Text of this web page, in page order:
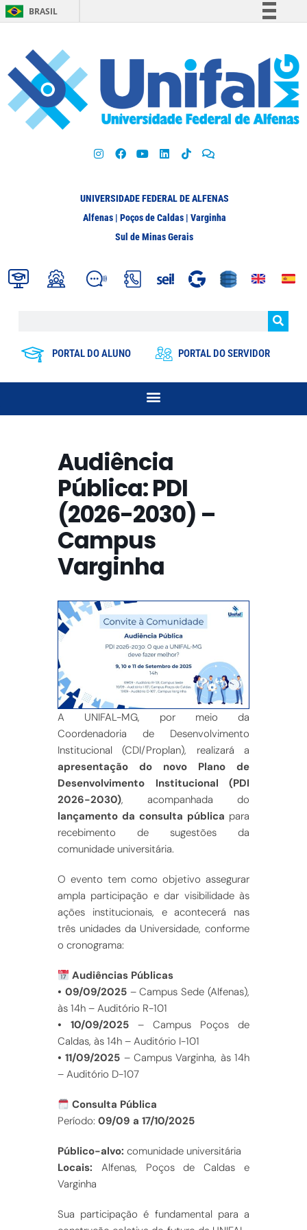
BRASIL
Participe
Acesso à informação
Legislação
UNIVERSIDADE FEDERAL DE ALFENAS
Alfenas | Poços de Caldas | Varginha
Sul de Minas Gerais
PORTAL DO ALUNO PORTAL DO SERVIDOR
Audiência
Pública: PDI
(2026-2030) –
Campus
Varginha
A UNIFAL-MG, por meio da
Coordenadoria de Desenvolvimento
Institucional (CDI/Proplan), realizará a
apresentação do novo Plano de
Desenvolvimento Institucional (PDI
2026-2030), acompanhada do
lançamento da consulta pública para
recebimento de sugestões da
comunidade universitária.
O evento tem como objetivo assegurar
ampla participação e dar visibilidade às
ações institucionais, e acontecerá nas
três unidades da Universidade, conforme
o cronograma:
Audiências Públicas
• 09/09/2025– Campus Sede (Alfenas),
às 14h – Auditório R-101
• 10/09/2025 – Campus Poços de
Caldas, às 14h – Auditório I-101
• 11/09/2025 – Campus Varginha, às 14h
– Auditório D-107
Consulta Pública
Período: 09/09 a 17/10/2025
Público-alvo: comunidade universitária
Locais: Alfenas, Poços de Caldas e
Varginha
Sua participação é fundamental para a